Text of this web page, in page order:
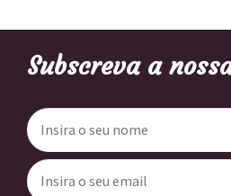
Subscreva a